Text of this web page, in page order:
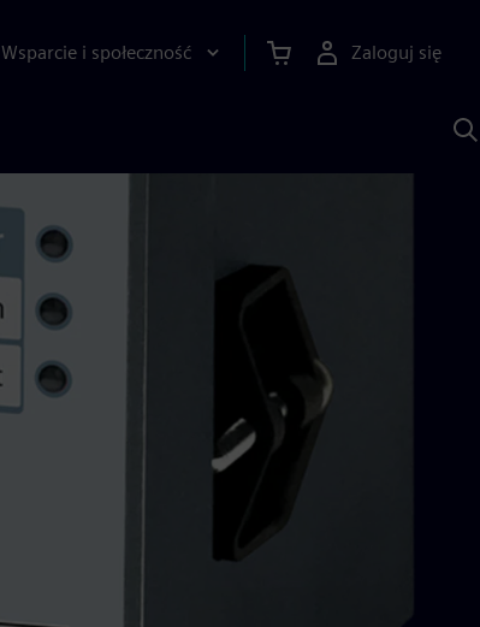
Wsparcie i społeczność Zaloguj się